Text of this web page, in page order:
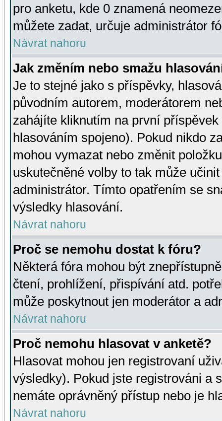
pro anketu, kde 0 znamená
můžete zadat, určuje administrátor
Návrat nahoru
Jak změním nebo smažu
Je to stejné jako s příspěvky,
původním autorem, moderátorem
zahájíte kliknutím na první
hlasováním spojeno). Pokud nikdo
mohou vymazat nebo změnit
uskutečněné volby to tak může
administrátor. Tímto opatřením se
výsledky hlasování.
Návrat nahoru
Proč se nemohu dostat k fóru?
Některá fóra mohou být
čtení, prohlížení, přispívání atd.
může poskytnout jen moderátor a
Návrat nahoru
Proč nemohu hlasovat v anketě?
Hlasovat mohou jen registrovaní
výsledky). Pokud jste registrováni a
nemáte oprávněný přístup nebo je
Návrat nahoru